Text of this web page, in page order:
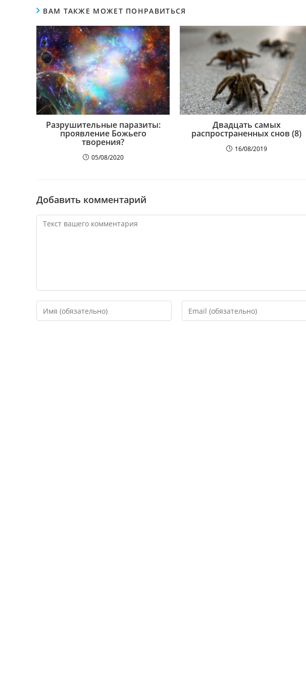
ВАМ ТАКЖЕ МОЖЕТ ПОНРАВИТЬСЯ
Разрушительные паразиты:
проявление Божьего
творения?
05/08/2020
Двадцать самых
распространенных снов (8)
16/08/2019
Добавить комментарий